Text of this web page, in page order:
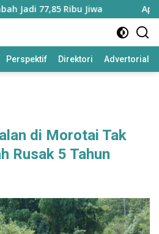
77,85 Ribu Jiwa
Perspektif Direktori Advertorial
di Morotai Tak
Rusak 5 Tahun